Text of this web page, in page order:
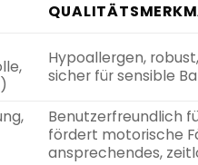
Hypoallergen,
sicher für sensible
Benutzerfreundlich
fördert motorische
ansprechendes,